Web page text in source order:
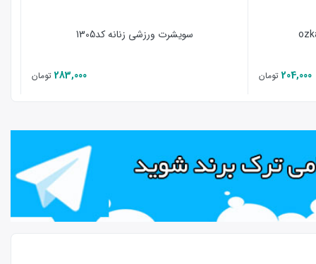
204,000 تومان
سویشرت ورزشی زنانه کد1305
283,000 تومان